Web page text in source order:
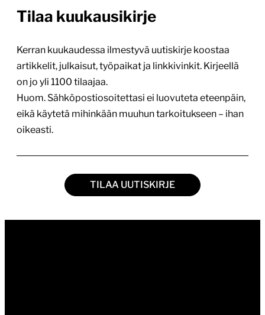
Tilaa kuukausikirje
Kerran kuukaudessa ilmestyvä uutiskirje koostaa
artikkelit, julkaisut, työpaikat ja linkkivinkit. Kirjeellä
on jo yli 1100 tilaajaa.
Huom. Sähköpostiosoitettasi ei luovuteta eteenpäin,
eikä käytetä mihinkään muuhun tarkoitukseen – ihan
oikeasti.
TILAA UUTISKIRJE